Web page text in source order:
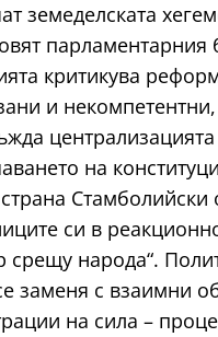
земеделската
парламентарния
критикува
и
централизацията
на
Стамболийски
си в
срещу народа“.
заменя с взаимни
на сила –